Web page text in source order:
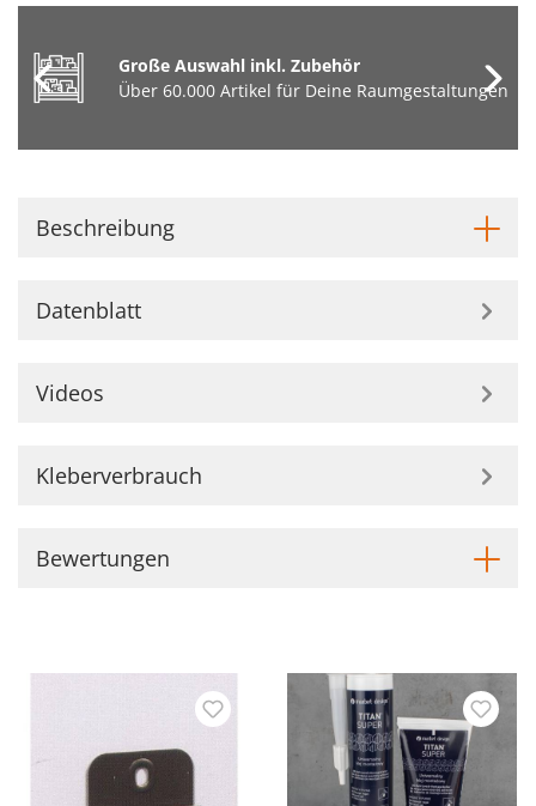
Große Auswahl inkl. Zubehör
Über 60.000 Artikel für Deine Raumgestaltungen
Beschreibung
Datenblatt
Videos
Kleberverbrauch
Bewertungen